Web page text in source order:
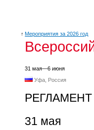
↑ Мероприятия за 2026 год
31 мая—6 июня
Уфа, Россия
РЕГЛАМЕНТ
31 мая